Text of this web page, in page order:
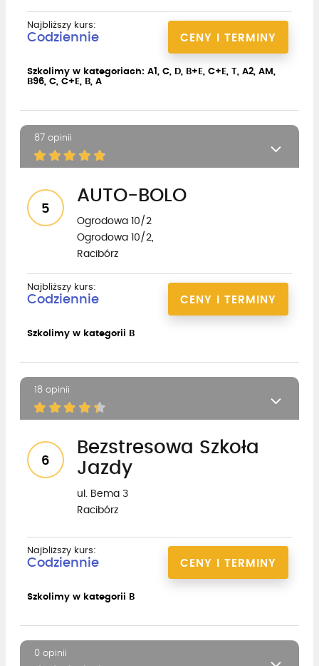
CENY I TERMINY
Najbliższy kurs:
Codziennie
Szkolimy w kategoriach: A1, C, D, B+E, C+E, T, A2, AM,
B96, C, C+E, B, A
87 opinii
5
AUTO-BOLO
Ogrodowa 10/2
Ogrodowa 10/2,
Racibórz
CENY I TERMINY
Najbliższy kurs:
Codziennie
Szkolimy w kategorii B
18 opinii
6
Bezstresowa Szkoła
Jazdy
ul. Bema 3
Racibórz
CENY I TERMINY
Najbliższy kurs:
Codziennie
Szkolimy w kategorii B
0 opinii